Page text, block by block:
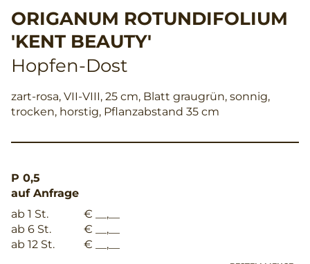
ORIGANUM ROTUNDIFOLIUM
'KENT BEAUTY'
Hopfen-Dost
zart-rosa, VII-VIII, 25 cm, Blatt graugrün, sonnig,
trocken, horstig, Pflanzabstand 35 cm
P 0,5
auf Anfrage
ab 1 St.
€ __,__
ab 6 St.
€ __,__
ab 12 St.
€ __,__